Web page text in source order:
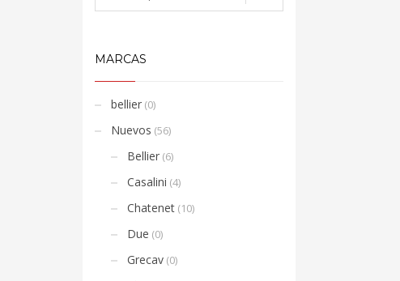
MARCAS
bellier (0)
Nuevos (56)
Bellier (6)
Casalini (4)
Chatenet (10)
Due (0)
Grecav (0)